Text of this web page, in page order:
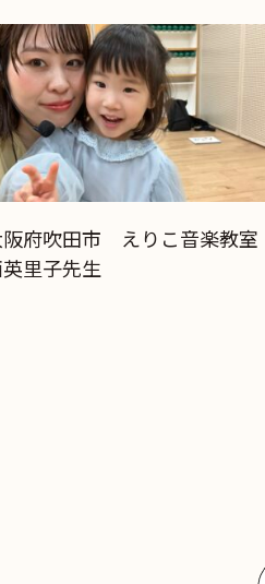
阪府吹田市 えりこ音楽教室
里子先生